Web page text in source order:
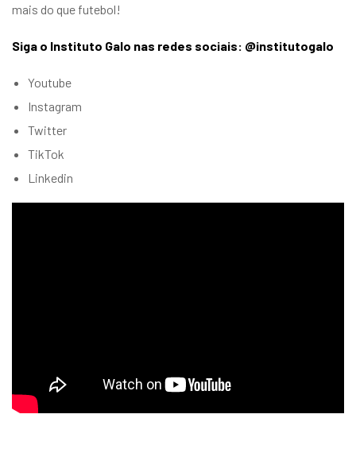
mais do que futebol!
Siga o Instituto Galo nas redes sociais: @institutogalo
Youtube
Instagram
Twitter
TikTok
Linkedin